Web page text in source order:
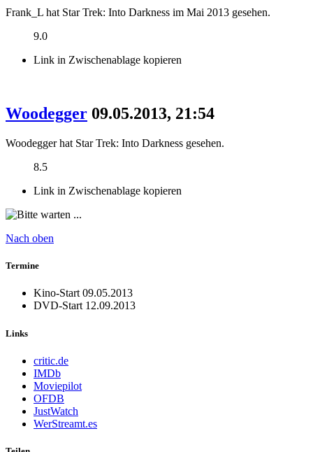
Frank_L hat Star Trek: Into Darkness im Mai 2013 gesehen.
9.0
Link in Zwischenablage kopieren
Woodegger 09.05.2013, 21:54
Woodegger hat Star Trek: Into Darkness gesehen.
8.5
Link in Zwischenablage kopieren
Nach oben
Termine
Kino-Start 09.05.2013
DVD-Start 12.09.2013
Links
critic.de
IMDb
Moviepilot
OFDB
JustWatch
WerStreamt.es